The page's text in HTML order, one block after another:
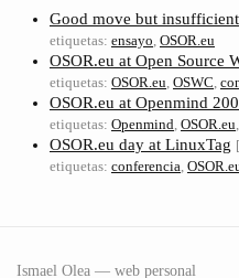
Good move but insufficient
etiquetas: ensayo, OSOR.eu
OSOR.eu at Open Source
etiquetas: OSOR.eu, OSWC,
OSOR.eu at Openmind
etiquetas: Openmind, OSOR.eu,
OSOR.eu day at LinuxTag
etiquetas: conferencia,
Ismael Olea — web personal